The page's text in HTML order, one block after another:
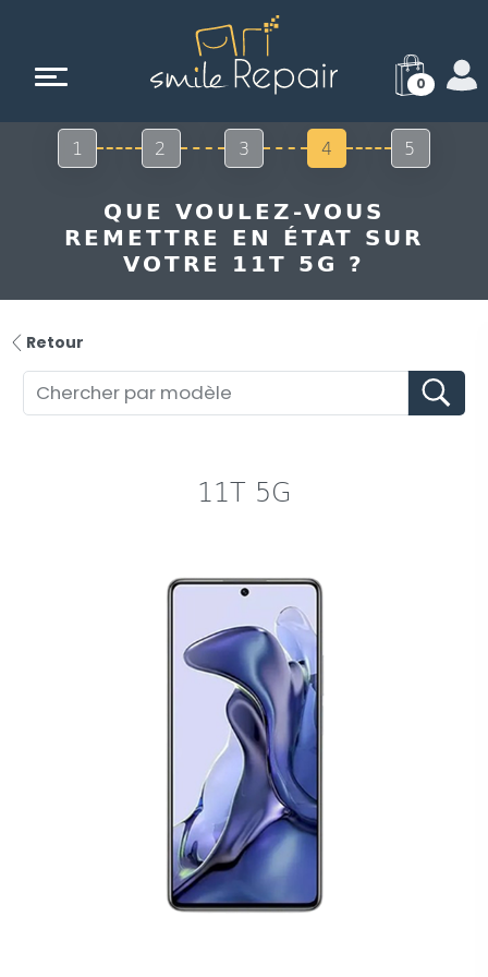
0
1 2 3 4 5
QUE VOULEZ-VOUS
REMETTRE EN ÉTAT SUR
VOTRE 11T 5G ?
Retour
11T 5G